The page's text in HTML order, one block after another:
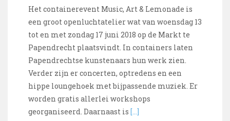
Het containerevent Music, Art & Lemonade is
een groot openluchtatelier wat van woensdag 13
tot en met zondag 17 juni 2018 op de Markt te
Papendrecht plaatsvindt. In containers laten
Papendrechtse kunstenaars hun werk zien.
Verder zijn er concerten, optredens en een
hippe loungehoek met bijpassende muziek. Er
worden gratis allerlei workshops
georganiseerd. Daarnaast is […]